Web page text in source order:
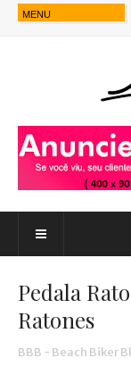
Pedala
Ratones
BBB - Beach Biker